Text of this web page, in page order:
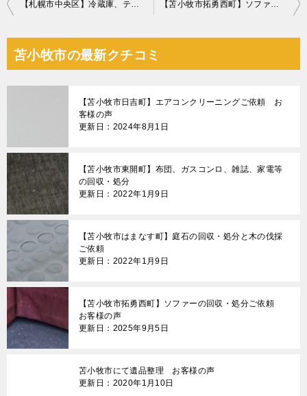
ナ
ビ
ゲ
ョ
ン
【札幌市中央区】冷蔵庫、テレビ、洗濯機、タンス、食器棚等の回収 【苫小牧市拓勇西町】ソファーの回収・処分ご依頼 お客様の声
苫小牧市の最新クチコミ
【苫小牧市日吉町】エアコンクリーニングご依頼 お
客様の声
更新日：2024年8月1日
【苫小牧市東開町】布団、ガスコンロ、雑誌、家電等
の回収・処分
更新日：2022年1月9日
【苫小牧市はまなす町】庭石の回収・処分と木の伐採
ご依頼
更新日：2022年1月9日
【苫小牧市拓勇西町】ソファーの回収・処分ご依頼
お客様の声
更新日：2025年9月5日
苫小牧市にて遺品整理 お客様の声
更新日：2020年1月10日